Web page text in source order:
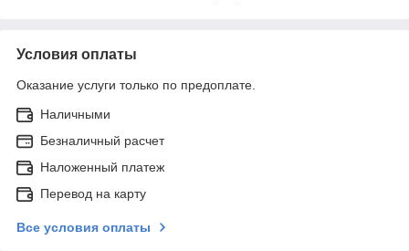
Условия оплаты
Оказание услуги только по предоплате.
Наличными
Безналичный расчет
Наложенный платеж
Перевод на карту
Все условия оплаты